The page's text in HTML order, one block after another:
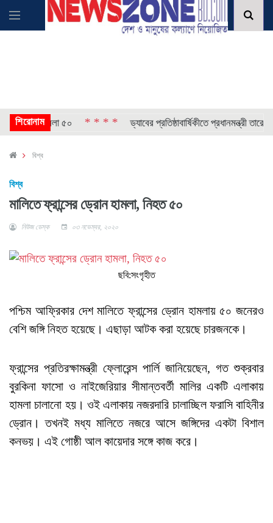
শিরোনাম
মামলা ৫০ * * * * ড্যাবের প্রতিষ্ঠাবার্ষিকীতে প্রধানমন্ত্রী তারেক
বিশ্ব
বিশ্ব
মালিতে ফ্রান্সের ড্রোন হামলা, নিহত ৫০
নিউজ ডেস্ক ০৩ নভেম্বর, ২০২০
ছবি:সংগৃহীত
পশ্চিম আফ্রিকার দেশ মালিতে ফ্রান্সের ড্রোন হামলায় ৫০ জনেরও
বেশি জঙ্গি নিহত হয়েছে। এছাড়া আটক করা হয়েছে চারজনকে।
ফ্রান্সের প্রতিরক্ষামন্ত্রী ফ্লোরেন্স পার্লি জানিয়েছেন, গত শুক্রবার
বুরকিনা ফাসো ও নাইজেরিয়ার সীমান্তবর্তী মালির একটি এলাকায়
হামলা চালানো হয়। ওই এলাকায় নজরদারি চালাচ্ছিল ফরাসি বাহিনীর
ড্রোন। তখনই মধ্য মালিতে নজরে আসে জঙ্গিদের একটা বিশাল
কনভয়। এই গোষ্ঠী আল কায়েদার সঙ্গে কাজ করে।